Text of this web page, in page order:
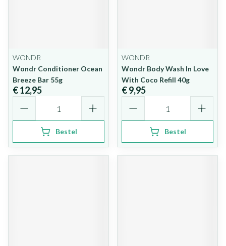
WONDR
Wondr Conditioner Ocean
Breeze Bar 55g
€ 12,95
Bestel
WONDR
Wondr Body Wash In Love
With Coco Refill 40g
€ 9,95
Bestel